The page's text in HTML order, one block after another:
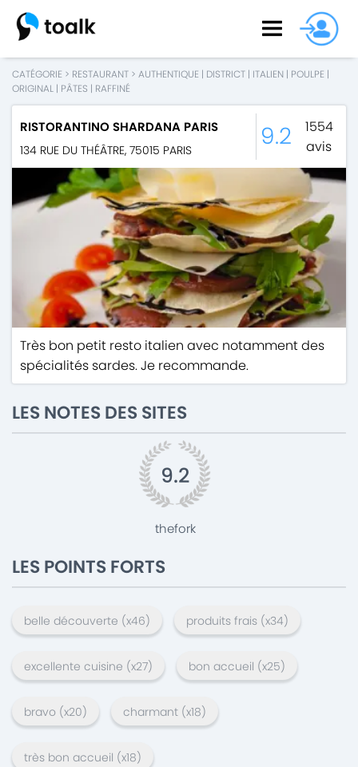
CATÉGORIE > RESTAURANT > AUTHENTIQUE | DISTRICT | ITALIEN | POULPE |
ORIGINAL | PÂTES | RAFFINÉ
RISTORANTINO SHARDANA PARIS
134 RUE DU THÉÂTRE, 75015 PARIS 9.2
1554
avis
Très bon petit resto italien avec notamment des
spécialités sardes. Je recommande.
LES NOTES DES SITES
9.2
thefork
LES POINTS FORTS
belle découverte (x46) produits frais (x34)
excellente cuisine (x27) bon accueil (x25)
bravo (x20) charmant (x18)
très bon accueil (x18)